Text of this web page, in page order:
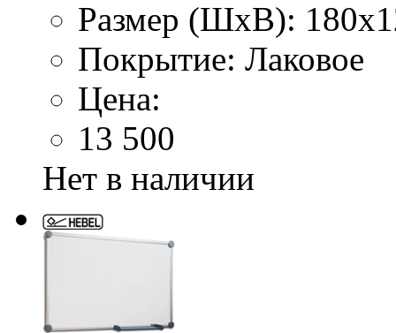
Размер (ШхВ):
Покрытие: Лаковое
Цена:
13 500
Нет в наличии